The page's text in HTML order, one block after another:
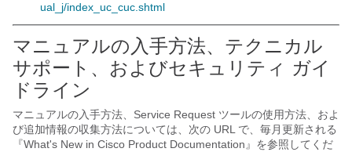
ual_j/index_uc_cuc.shtml
マニュアルの入手方法、テクニカル
サポート、およびセキュリティ ガイ
ドライン
マニュアルの入手方法、Service Request ツールの使用方法、およ
び追加情報の収集方法については、次の URL で、毎月更新される
『What's New in Cisco Product Documentation』を参照してくだ